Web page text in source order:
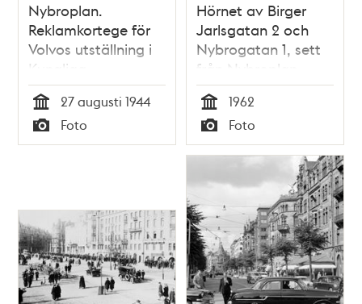
Nybroplan.
Reklamkortege för
Volvos utställning i
Kungliga
Tennishallen. I
kortegen ingår bl. a.
en tandemcykel och
en pansarvagn
Tid
27 augusti 1944
Typ
Foto
Hörnet av Birger
Jarlsgatan 2 och
Nybrogatan 1, sett
från Nybroplan
Tid
1962
Typ
Foto